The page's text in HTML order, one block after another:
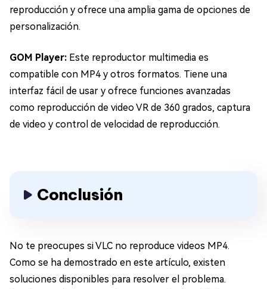
reproducción y ofrece una amplia gama de opciones de
personalización.
GOM Player: Este reproductor multimedia es
compatible con MP4 y otros formatos. Tiene una
interfaz fácil de usar y ofrece funciones avanzadas
como reproducción de video VR de 360 grados, captura
de video y control de velocidad de reproducción.
Conclusión
No te preocupes si VLC no reproduce videos MP4.
Como se ha demostrado en este artículo, existen
soluciones disponibles para resolver el problema.